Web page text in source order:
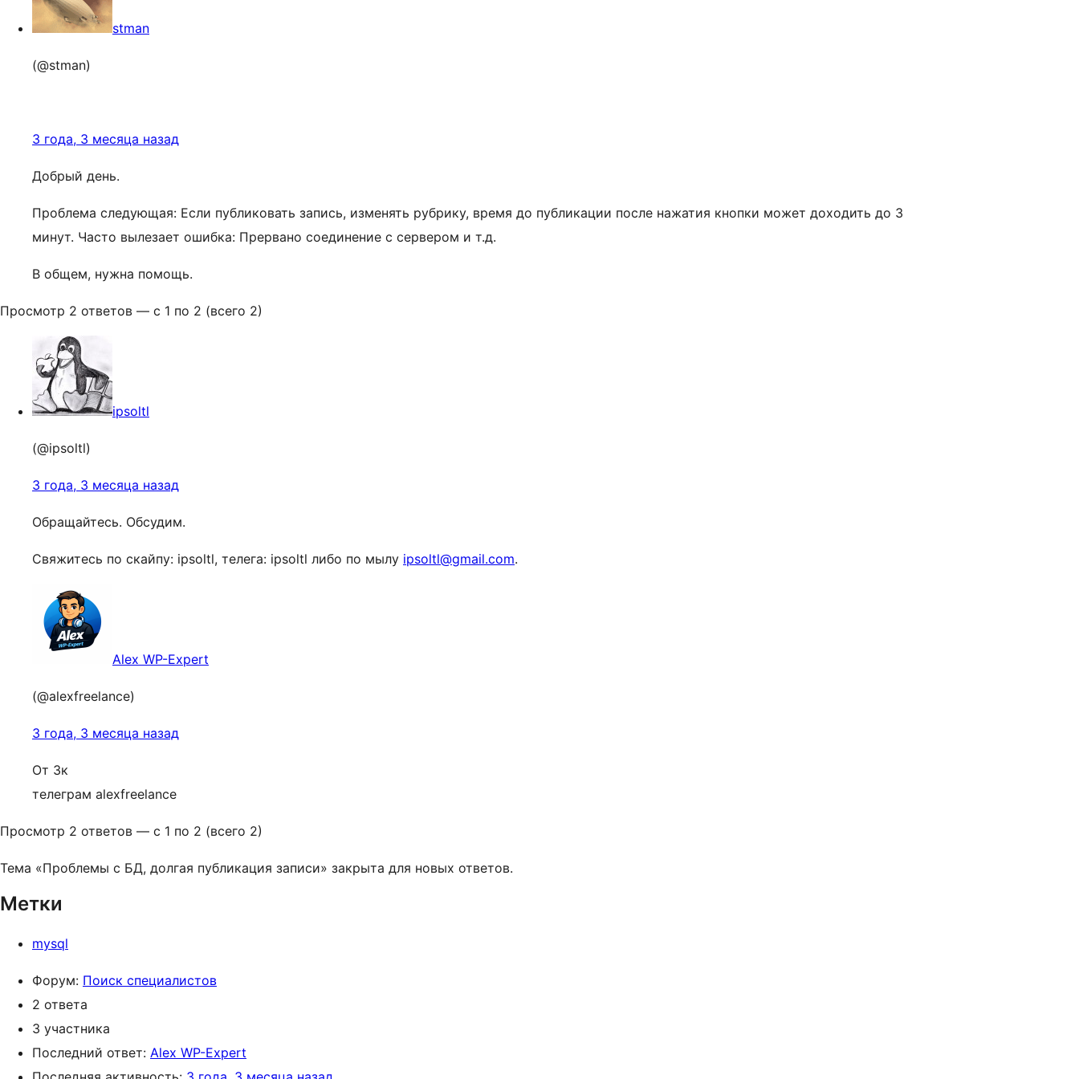
stman
(@stman)
3 года, 3 месяца назад
Добрый день.
Проблема следующая: Если публиковать запись, изменять рубрику, время до публикации после нажатия кнопки может доходить до 3
минут. Часто вылезает ошибка: Прервано соединение с сервером и т.д.
В общем, нужна помощь.
Просмотр 2 ответов — с 1 по 2 (всего 2)
ipsoltl
(@ipsoltl)
3 года, 3 месяца назад
Обращайтесь. Обсудим.
Свяжитесь по скайпу: ipsoltl, телега: ipsoltl либо по мылу ipsoltl@gmail.com.
Alex WP-Expert
(@alexfreelance)
3 года, 3 месяца назад
От 3к
телеграм alexfreelance
Просмотр 2 ответов — с 1 по 2 (всего 2)
Тема «Проблемы с БД, долгая публикация записи» закрыта для новых ответов.
Метки
mysql
Форум: Поиск специалистов
2 ответа
3 участника
Последний ответ: Alex WP-Expert